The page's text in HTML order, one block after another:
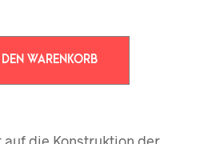
DEN WARENKORB